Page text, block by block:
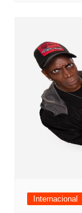
Internacional